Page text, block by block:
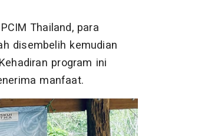
Thailand, para
disembelih kemudian
program ini
manfaat.